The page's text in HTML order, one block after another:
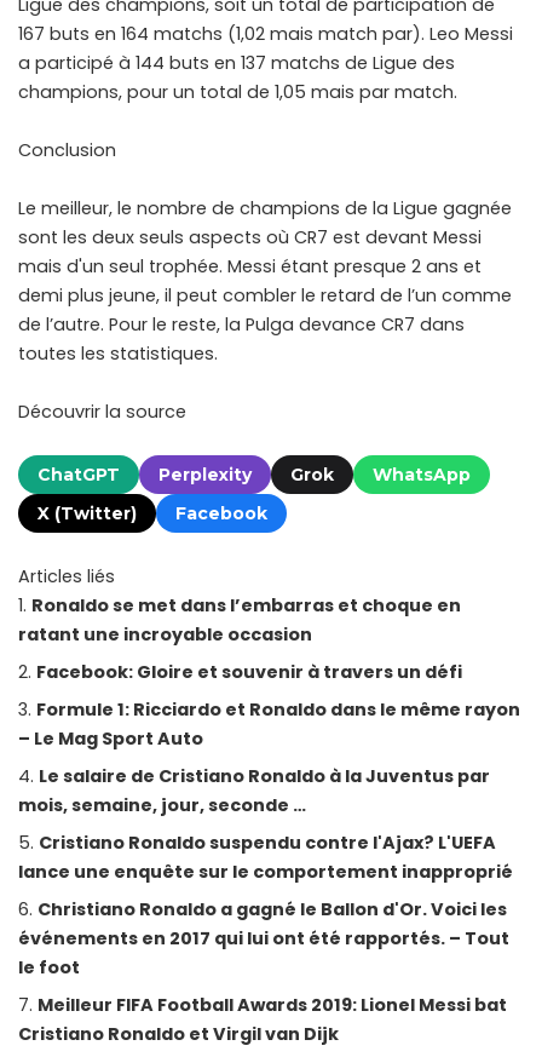
167 buts en 164 matchs (1,02 mais match par). Leo Messi
a participé à 144 buts en 137 matchs de Ligue des
champions, pour un total de 1,05 mais par match.
Conclusion
Le meilleur, le nombre de champions de la Ligue gagnée
sont les deux seuls aspects où CR7 est devant Messi
mais d'un seul trophée. Messi étant presque 2 ans et
demi plus jeune, il peut combler le retard de l’un comme
de l’autre. Pour le reste, la Pulga devance CR7 dans
toutes les statistiques.
Découvrir la source
ChatGPT Perplexity Grok
WhatsApp
X (Twitter)
Facebook
Articles liés
Ronaldo se met dans l’embarras et choque en
ratant une incroyable occasion
Facebook: Gloire et souvenir à travers un défi
Formule 1: Ricciardo et Ronaldo dans le même rayon
– Le Mag Sport Auto
Le salaire de Cristiano Ronaldo à la Juventus par
mois, semaine, jour, seconde …
Cristiano Ronaldo suspendu contre l'Ajax? L'UEFA
lance une enquête sur le comportement inapproprié
Christiano Ronaldo a gagné le Ballon d'Or. Voici les
événements en 2017 qui lui ont été rapportés. – Tout
le foot
Meilleur FIFA Football Awards 2019: Lionel Messi bat
Cristiano Ronaldo et Virgil van Dijk